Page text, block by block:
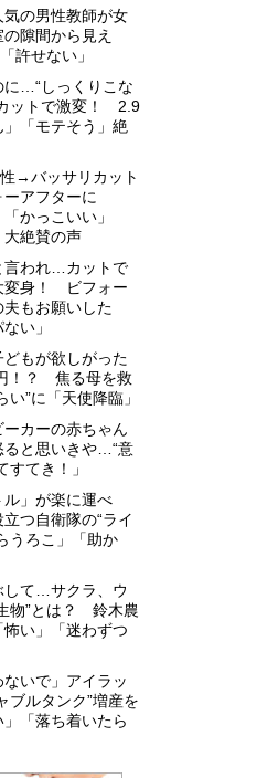
気の男性教師が女
隙間から見え
許せない」
に…“しっくりこな
ットで激変！ 2.9
「モテそう」絶
→バッサリカット
アフターに
かっこいい」
大絶賛の声
言われ…カットで
変身！ ビフォー
もお願いした
い」
どもが欲しがった
！？ 焦る母を救
い”に「天使降臨」
ーカーの赤ちゃん
と思いきや…“意
すてき！」
」が楽に運べ
つ自衛隊の“ライ
うろこ」「助か
して…サクラ、ウ
物”とは？ 鈴木農
い」「迷わずつ
ないで」アイラッ
ブルタンク”増産を
「落ち着いたら